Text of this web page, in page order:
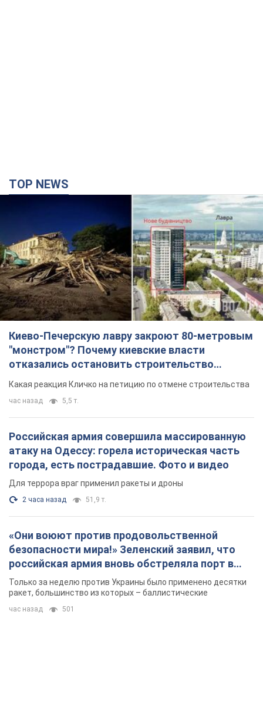
TOP NEWS
Киево-Печерскую лавру закроют 80-метровым
"монстром"? Почему киевские власти
отказались остановить строительство
небоскреба "московского верующего"
Какая реакция Кличко на петицию по отмене строительства
час назад 5,5 т.
Российская армия совершила массированную
атаку на Одессу: горела историческая часть
города, есть пострадавшие. Фото и видео
Для террора враг применил ракеты и дроны
2 часа назад 51,9 т.
«Они воюют против продовольственной
безопасности мира!» Зеленский заявил, что
российская армия вновь обстреляла порт в
Одессе
Только за неделю против Украины было применено десятки
ракет, большинство из которых – баллистические
час назад 501